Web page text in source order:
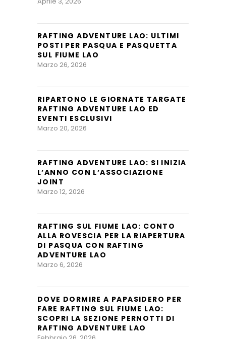
RAFTING ADVENTURE LAO: ULTIMI
POSTI PER PASQUA E PASQUETTA
SUL FIUME LAO
Marzo 26, 2026
RIPARTONO LE GIORNATE TARGATE
RAFTING ADVENTURE LAO ED
EVENTI ESCLUSIVI
Marzo 20, 2026
RAFTING ADVENTURE LAO: SI INIZIA
L’ANNO CON L’ASSOCIAZIONE
JOINT
Marzo 12, 2026
RAFTING SUL FIUME LAO: CONTO
ALLA ROVESCIA PER LA RIAPERTURA
DI PASQUA CON RAFTING
ADVENTURE LAO
Marzo 6, 2026
DOVE DORMIRE A PAPASIDERO PER
FARE RAFTING SUL FIUME LAO:
SCOPRI LA SEZIONE PERNOTTI DI
RAFTING ADVENTURE LAO